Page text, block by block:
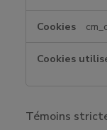
Témoins